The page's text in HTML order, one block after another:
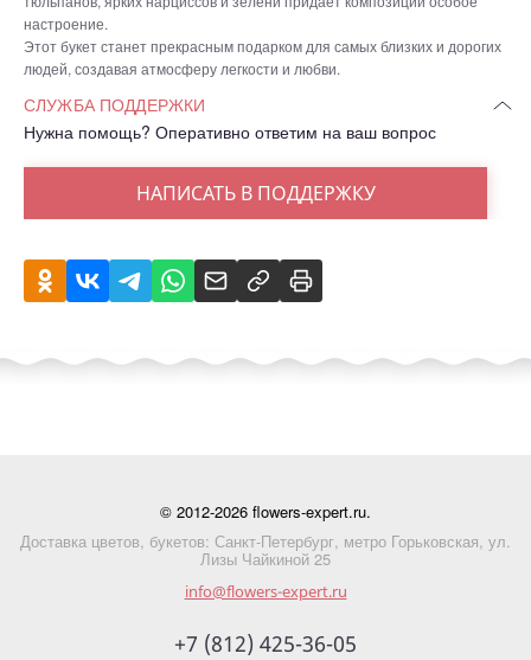
настроение.
Этот букет станет прекрасным подарком для самых близких и дорогих
людей, создавая атмосферу легкости и любви.
СЛУЖБА ПОДДЕРЖКИ
Нужна помощь? Оперативно ответим на ваш вопрос
НАПИСАТЬ В ПОДДЕРЖКУ
© 2012-2026 flowers-expert.ru.
Доставка цветов, букетов: Санкт-Петербург, метро Горьковская, ул.
Лизы Чайкиной 25
info@flowers-expert.ru
+7 (812) 425-36-05